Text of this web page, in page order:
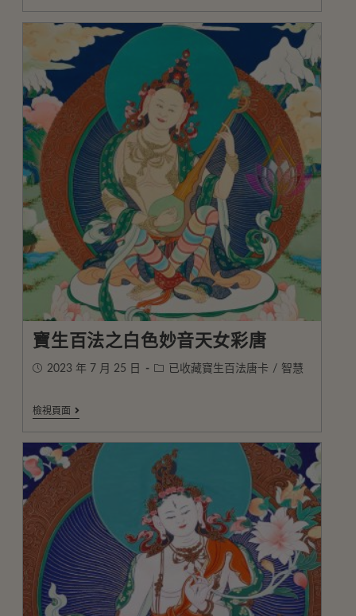
寶生百法之白色妙音天女彩唐
2023 年 7 月 25 日 已收藏寶生百法唐卡 / 智慧
檢視頁面